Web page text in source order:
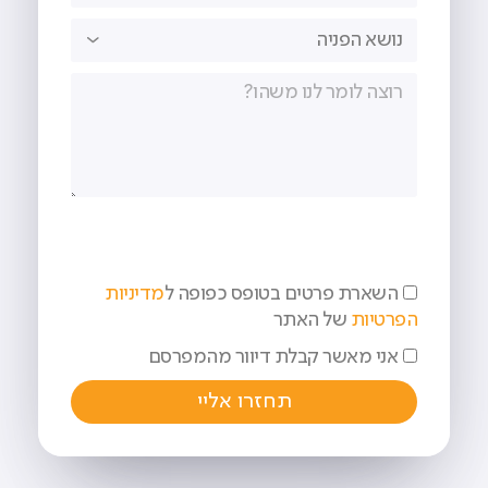
השארת פרטים בטופס כפופה למדיניות
הפרטיות של האתר
אני מאשר קבלת דיוור מהמפרסם
תחזרו אליי